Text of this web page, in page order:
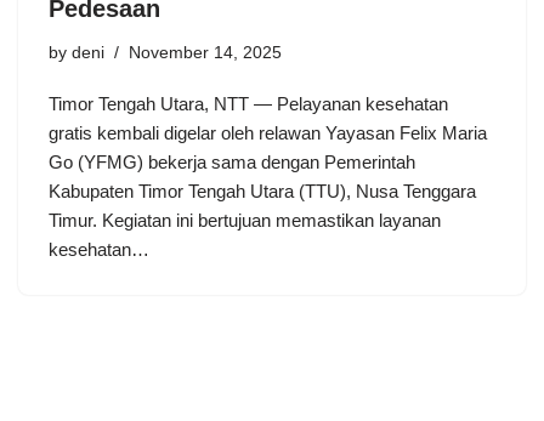
Pedesaan
by deni November 14, 2025
Timor Tengah Utara, NTT — Pelayanan kesehatan
gratis kembali digelar oleh relawan Yayasan Felix Maria
Go (YFMG) bekerja sama dengan Pemerintah
Kabupaten Timor Tengah Utara (TTU), Nusa Tenggara
Timur. Kegiatan ini bertujuan memastikan layanan
kesehatan…